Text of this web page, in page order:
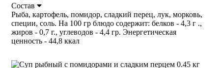
Состав
Рыба, картофель, помидор, сладкий перец, лук, морковь,
специи, соль. На 100 гр блюдо содержит: белков - 4,3 г .,
жиров - 0,7 г., углеводов - 4,4 гр. Энергетическая
ценность - 44,8 ккал